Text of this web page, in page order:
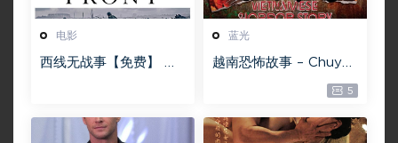
电影
西线无战事【免费】 W
t on the Western Fro
nt 5.6GB
蓝光
越南恐怖故事 – Chuyện
][22GB][1080P][115网
盘专用下载 ]
5